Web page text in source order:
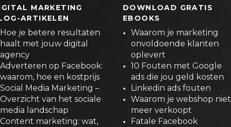
MARKETING
ARTIKELEN
Hoe je betere resultaten
haalt met jouw digital
agency
Adverteren op Facebook:
waarom, hoe en kostprijs
Social Media Marketing –
Overzicht van het sociale
media landschap
Content marketing: wat,
DOWNLOAD GRATIS
EBOOKS
Waarom je marketing
onvoldoende klanten
oplevert
10 Fouten met Google
ads die jou geld kosten
Linkedin ads fouten
Waarom je webshop niet
meer verkoopt
Fatale Facebook